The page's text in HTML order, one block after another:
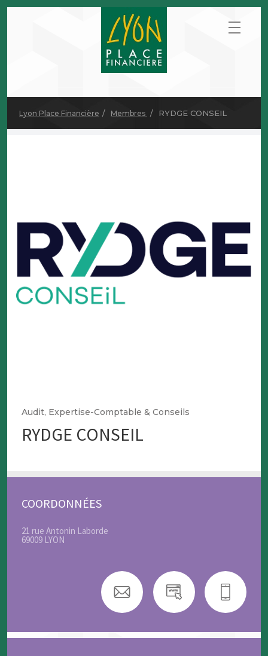
Lyon Place Financière Membres RYDGE CONSEIL
Audit, Expertise-Comptable & Conseils
RYDGE CONSEIL
COORDONNÉES
21 rue Antonin Laborde
69009 LYON